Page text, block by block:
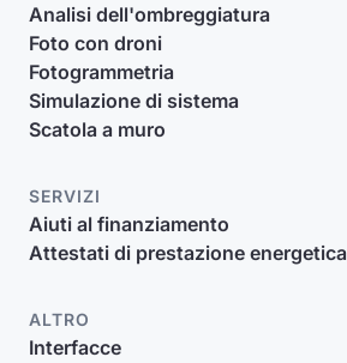
Analisi dell'ombreggiatura
Foto con droni
Fotogrammetria
Simulazione di sistema
Scatola a muro
SERVIZI
Aiuti al finanziamento
Attestati di prestazione energetica
ALTRO
Interfacce